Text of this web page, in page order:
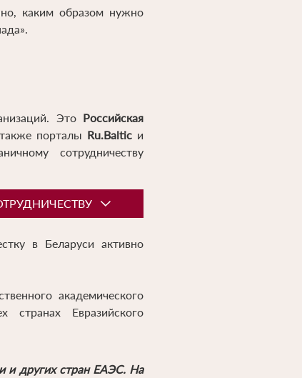
каким образом нужно
Это Российская
порталы Ru.Baltic и
сотрудничеству
в Беларуси активно
академического
странах Евразийского
и других стран ЕАЭС. На